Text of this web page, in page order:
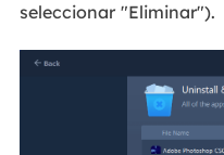
seleccionar "Eliminar").